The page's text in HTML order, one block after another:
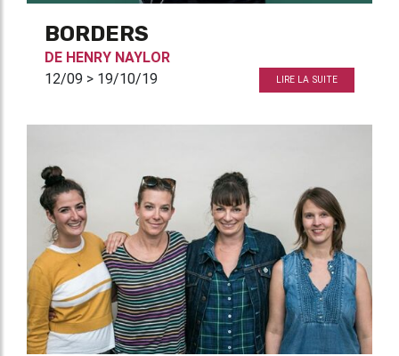
BORDERS
DE HENRY NAYLOR
12/09 > 19/10/19
LIRE LA SUITE